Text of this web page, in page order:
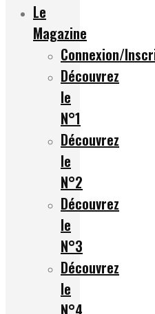
Le
Magazine
Connexion/
Découvrez
le
N°1
Découvrez
le
N°2
Découvrez
le
N°3
Découvrez
le
N°4